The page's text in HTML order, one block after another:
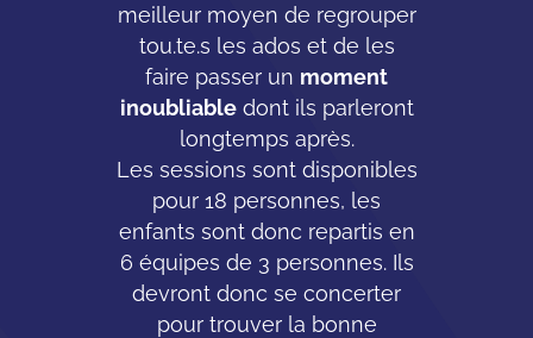
meilleur moyen de regrouper
tou.te.s les ados et de les
faire passer un moment
inoubliabledont ils parleront
longtemps après.
Les sessions sont disponibles
pour 18 personnes, les
enfants sont donc repartis en
6 équipes de 3 personnes. Ils
devront donc se concerter
pour trouver la bonne